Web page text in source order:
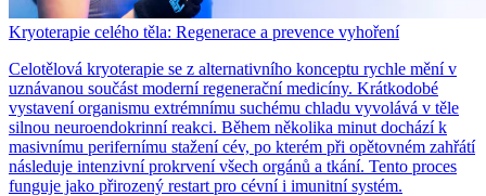
Kryoterapie celého těla: Regenerace a prevence vyhoření
Celotělová kryoterapie se z alternativního konceptu rychle mění v
uznávanou součást moderní regenerační medicíny. Krátkodobé
vystavení organismu extrémnímu suchému chladu vyvolává v těle
silnou neuroendokrinní reakci. Během několika minut dochází k
masivnímu perifernímu stažení cév, po kterém při opětovném zahřátí
následuje intenzivní prokrvení všech orgánů a tkání. Tento proces
funguje jako přirozený restart pro cévní i imunitní systém.